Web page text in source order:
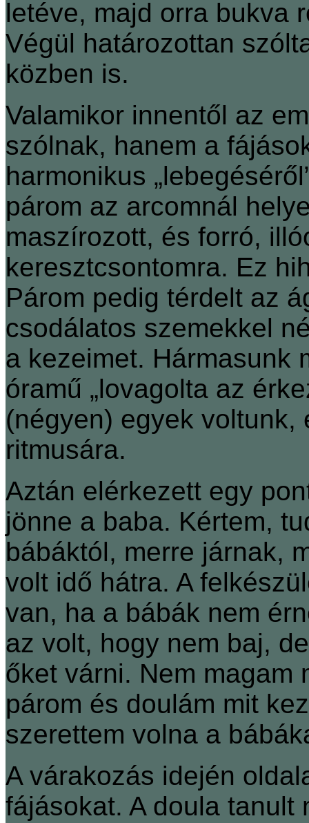
letéve, majd orra bukva
Végül határozottan
közben is.
Valamikor innentől az
szólnak, hanem a
harmonikus
párom az arcomnál
maszírozott, és forró,
keresztcsontomra. Ez
Párom pedig térdelt az
csodálatos szemekkel
a kezeimet. Hármasunk
óramű „lovagolta az
(négyen) egyek
ritmusára.
Aztán elérkezett egy
jönne a baba. Kértem,
bábáktól, merre járnak,
volt idő hátra. A
van, ha a bábák nem
az volt, hogy nem baj,
őket várni. Nem magam
párom és doulám mit
szerettem volna a
A várakozás idején
fájásokat. A doula